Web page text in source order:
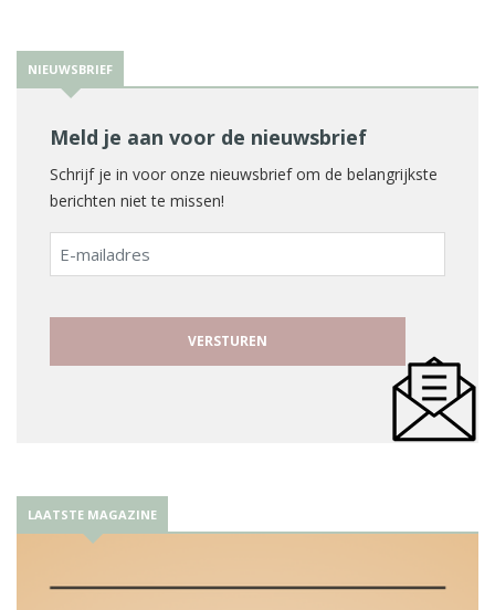
NIEUWSBRIEF
Meld je aan voor de nieuwsbrief
Schrijf je in voor onze nieuwsbrief om de belangrijkste
berichten niet te missen!
E-
mailadres
LAATSTE MAGAZINE